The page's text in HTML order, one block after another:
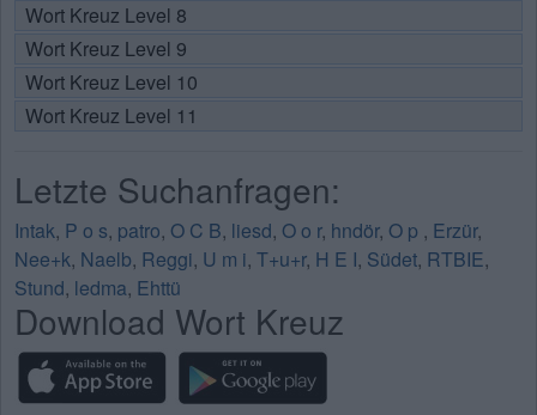
Wort Kreuz Level 8
Wort Kreuz Level 9
Wort Kreuz Level 10
Wort Kreuz Level 11
Letzte Suchanfragen:
Intak, P o s, patro, O C B, liesd, O o r, hndör, O p , Erzür,
Nee+k, Naelb, Reggi, U m i, T+u+r, H E I, Südet, RTBIE,
Stund, ledma, Ehttü
Download Wort Kreuz